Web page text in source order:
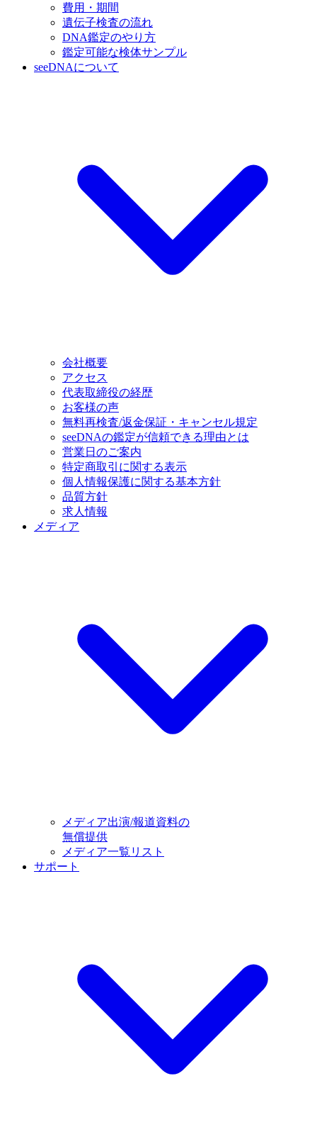
費用・期間
遺伝子検査の流れ
DNA鑑定のやり方
鑑定可能な検体サンプル
seeDNAについて
会社概要
アクセス
代表取締役の経歴
お客様の声
無料再検査/返金保証・キャンセル規定
seeDNAの鑑定が信頼できる理由とは
営業日のご案内
特定商取引に関する表示
個人情報保護に関する基本方針
品質方針
求人情報
メディア
メディア出演/報道資料の
無償提供
メディア一覧リスト
サポート